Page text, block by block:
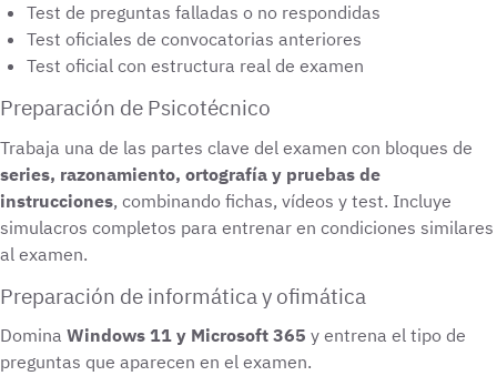
Test de preguntas falladas o no respondidas
Test oficiales de convocatorias anteriores
Test oficial con estructura real de examen
Preparación de Psicotécnico
Trabaja una de las partes clave del examen con bloques de
series, razonamiento, ortografía y pruebas de
instrucciones, combinando fichas, vídeos y test. Incluye
simulacros completos para entrenar en condiciones similares
al examen.
Preparación de informática y ofimática
Domina Windows 11 y Microsoft 365 y entrena el tipo de
preguntas que aparecen en el examen.